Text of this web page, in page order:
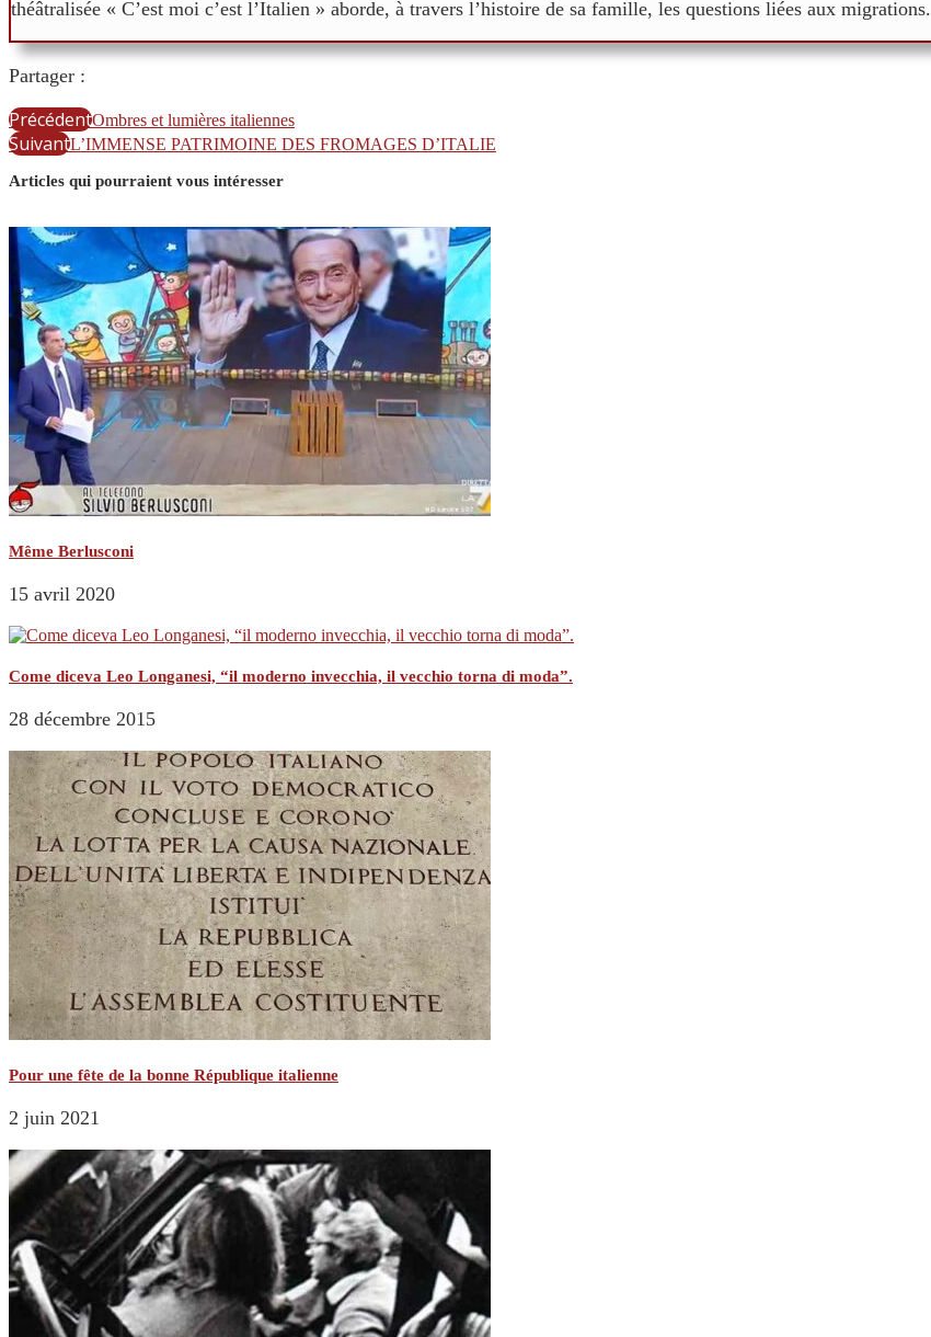
théâtralisée « C’est moi c’est l’Italien » aborde, à travers l’histoire de sa famille, les questions liées aux migrations.
Partager :
PrécédentOmbres et lumières italiennes
SuivantL’IMMENSE PATRIMOINE DES FROMAGES D’ITALIE
Articles qui pourraient vous intéresser
Même Berlusconi
15 avril 2020
Come diceva Leo Longanesi, “il moderno invecchia, il vecchio torna di moda”.
28 décembre 2015
Pour une fête de la bonne République italienne
2 juin 2021